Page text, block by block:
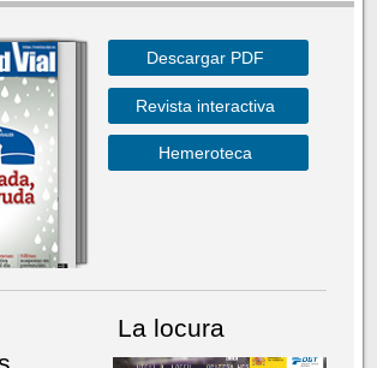
Descargar PDF
Revista interactiva
Hemeroteca
La locura